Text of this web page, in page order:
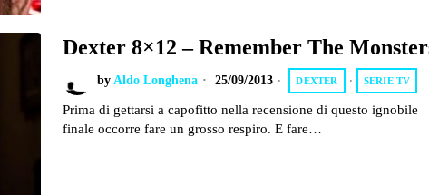
Dexter 8×12 – Remember The
by Aldo Longhena 25/09/2013 DEXTER · SERIE TV
Prima di gettarsi a capofitto nella recensione di questo ignobile
finale occorre fare un grosso respiro. E fare…